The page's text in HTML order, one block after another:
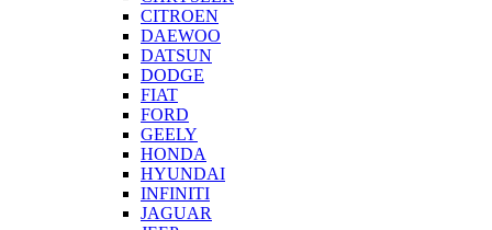
CITROEN
DAEWOO
DATSUN
DODGE
FIAT
FORD
GEELY
HONDA
HYUNDAI
INFINITI
JAGUAR